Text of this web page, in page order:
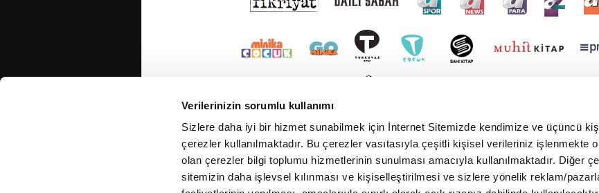
Verilerinizin sorumlu kullanımı
Sizlere daha iyi bir hizmet sunabilmek için İnternet Sitemizde kendimize ve üçüncü
çerezler kullanılmaktadır. Bu çerezler vasıtasıyla çeşitli kişisel verileriniz işlenmekte
olan çerezler bilgi toplumu hizmetlerinin sunulması amacıyla kullanılmaktadır. Diğer
sitemizin daha işlevsel kılınması ve kişiselleştirilmesi ve sizlere yönelik reklam/